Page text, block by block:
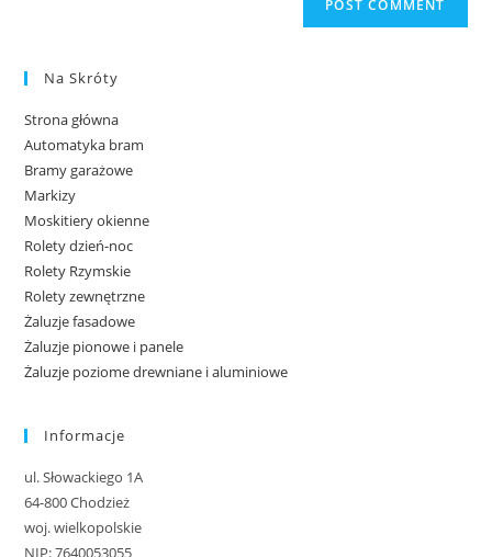
Na Skróty
Strona główna
Automatyka bram
Bramy garażowe
Markizy
Moskitiery okienne
Rolety dzień-noc
Rolety Rzymskie
Rolety zewnętrzne
Żaluzje fasadowe
Żaluzje pionowe i panele
Żaluzje poziome drewniane i aluminiowe
Informacje
ul. Słowackiego 1A
64-800 Chodzież
woj. wielkopolskie
NIP: 7640053055